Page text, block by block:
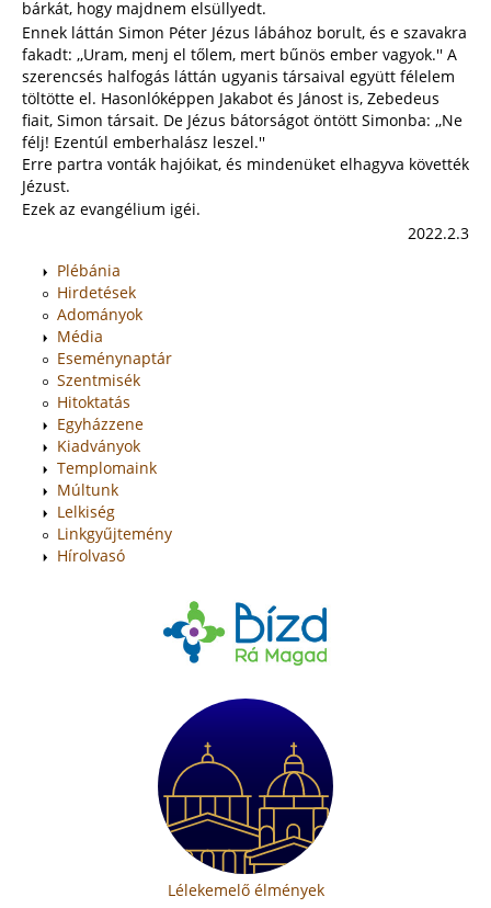
bárkát, hogy majdnem elsüllyedt.
Ennek láttán Simon Péter Jézus lábához borult, és e szavakra
fakadt: ,,Uram, menj el tőlem, mert bűnös ember vagyok.'' A
szerencsés halfogás láttán ugyanis társaival együtt félelem
töltötte el. Hasonlóképpen Jakabot és Jánost is, Zebedeus
fiait, Simon társait. De Jézus bátorságot öntött Simonba: ,,Ne
félj! Ezentúl emberhalász leszel.''
Erre partra vonták hajóikat, és mindenüket elhagyva követték
Jézust.
Ezek az evangélium igéi.
2022.2.3
Plébánia
Hirdetések
Adományok
Média
Eseménynaptár
Szentmisék
Hitoktatás
Egyházzene
Kiadványok
Templomaink
Múltunk
Lelkiség
Linkgyűjtemény
Hírolvasó
Lélekemelő élmények